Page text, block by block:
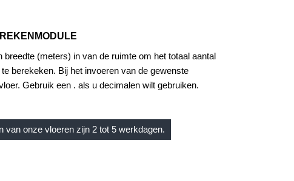
breedte (meters) in van de ruimte om het totaal aantal
berekeken. Bij het invoeren van de gewenste
Gebruik een . als u decimalen wilt gebruiken.
van onze vloeren zijn 2 tot 5 werkdagen.